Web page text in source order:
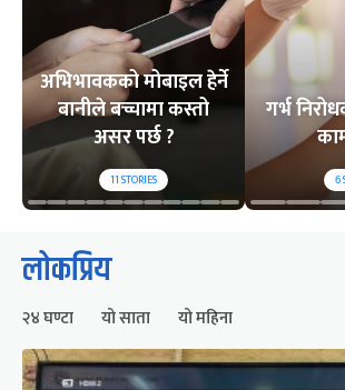
अभिभावकको मोबाइल हेर्ने
बानीले बच्चामा कस्तो
असर पर्छ ?
11STORIES
गर्भ
6
लोकप्रिय
२४ घण्टा यो साता यो महिना